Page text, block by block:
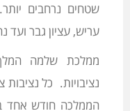
שטחים נרחבים
עריש, עציון גבר ועד
נציבויות. כל
הממלכה חודש אחד